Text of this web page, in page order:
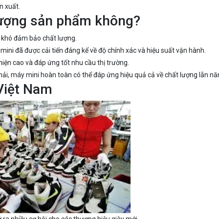
xuất.
sản phẩm không?
đảm bảo chất lượng.
đã được cải tiến đáng kể về độ chính xác và hiệu suất vận hành.
cao và đáp ứng tốt nhu cầu thị trường.
máy mini hoàn toàn có thể đáp ứng hiệu quả cả về chất lượng lẫn
Nam